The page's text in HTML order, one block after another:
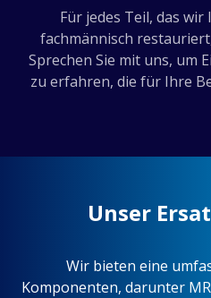
Für jedes Teil, das
fachmännisch
Sprechen Sie mit uns, um
zu erfahren, die für Ihre
Unser
Wir bieten eine
Komponenten, darunter